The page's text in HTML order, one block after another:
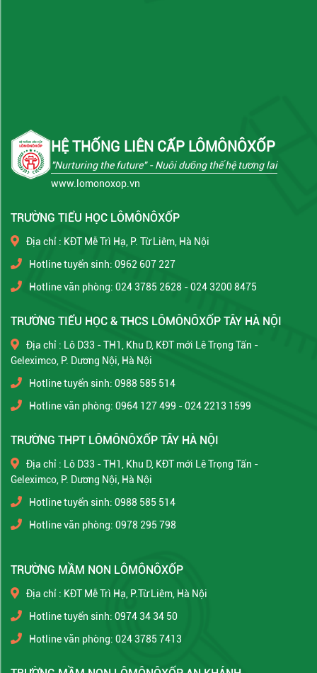
HỆ THỐNG LIÊN CẤP LÔMÔNÔXỐP
"Nurturing the future"- Nuôi dưỡng thế hệ tương lai
www.lomonoxop.vn
TRƯỜNG TIỂU HỌC LÔMÔNÔXỐP
Địa chỉ : KĐT Mễ Trì Hạ, P. Từ Liêm, Hà Nội
Hotline tuyển sinh: 0962 607 227
Hotline văn phòng: 024 3785 2628 - 024 3200 8475
TRƯỜNG TIỂU HỌC & THCS LÔMÔNÔXỐP TÂY HÀ NỘI
Địa chỉ : Lô D33 - TH1, Khu D, KĐT mới Lê Trọng Tấn -
Geleximco, P. Dương Nội, Hà Nội
Hotline tuyển sinh: 0988 585 514
Hotline văn phòng: 0964 127 499 - 024 2213 1599
TRƯỜNG THPT LÔMÔNÔXỐP TÂY HÀ NỘI
Địa chỉ : Lô D33 - TH1, Khu D, KĐT mới Lê Trọng Tấn -
Geleximco, P. Dương Nội, Hà Nội
Hotline tuyển sinh: 0988 585 514
Hotline văn phòng: 0978 295 798
TRƯỜNG MẦM NON LÔMÔNÔXỐP
Địa chỉ : KĐT Mễ Trì Hạ, P.Từ Liêm, Hà Nội
Hotline tuyển sinh: 0974 34 34 50
Hotline văn phòng: 024 3785 7413